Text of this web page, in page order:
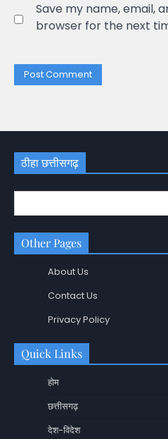
Save my name, email,
browser for the next
ठीहा छत्तीसगढ़
Other Pages
About Us
Contact Us
Privacy Policy
Quick Links
होम
छत्तीसगढ़
देश-विदेश